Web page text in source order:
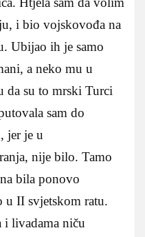
i bio vojskovođa na
Ubijao ih je samo
a neko mu u
da su to mrski Turci
sam do
jer je u
nije bilo. Tamo
bila ponovo
u II svjetskom ratu.
i livadama niču